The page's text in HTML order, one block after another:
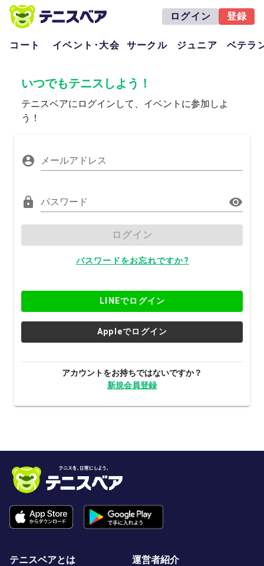
ログイン 登録
コート イベント･大会 サークル ジュニア ベテラ
いつでもテニスしよう！
テニスベアにログインして、イベントに参加しよ
う！
メールアドレス
パスワード
ログイン
パスワードをお忘れですか?
LINEでログイン
Appleでログイン
アカウントをお持ちではないですか？
新規会員登録
テニスベアとは 運営者紹介